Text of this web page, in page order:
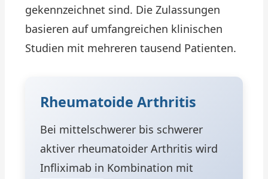
gekennzeichnet sind. Die Zulassungen
basieren auf umfangreichen klinischen
Studien mit mehreren tausend Patienten.
Rheumatoide Arthritis
Bei mittelschwerer bis schwerer
aktiver rheumatoider Arthritis wird
Infliximab in Kombination mit